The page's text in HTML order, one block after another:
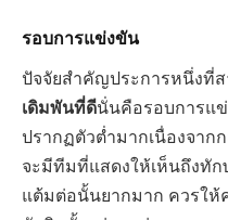
รอบการแข่งขัน
ปัจจัยสำคัญประการหนึ่งที่
เดิมพันที่ดีนั่นคือรอบการแ
ปรากฏตัวต่ำมากเนื่องจา
จะมีทีมที่แสดงให้เห็นถึงทั
แต้มต่อนั้นยากมาก ควรใ